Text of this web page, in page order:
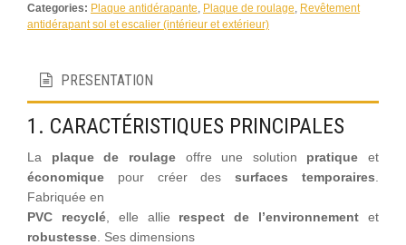
Categories: Plaque antidérapante Plaque de roulage
Revêtement
antidérapant sol et escalier (intérieur et extérieur)
PRESENTATION
1. CARACTÉRISTIQUES PRINCIPALES
La plaque de roulageoffre une solution pratique et
économique pour créer dessurfaces temporaires
Fabriquée en
PVC recyclé, elle allie respect de l’environnement et
robustesse . Ses dimensions